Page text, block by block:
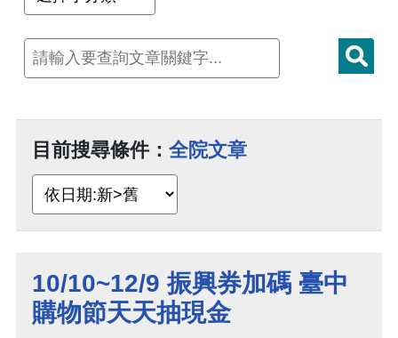
目前搜尋條件： 全院文章
10/10~12/9 振興券加碼 臺中
購物節天天抽現金